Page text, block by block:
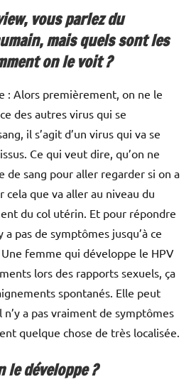
vous parlez du
mais quels sont les
on le voit ?
: Alors premièrement, on ne le
des autres virus qui se
il s’agit d’un virus qui va se
Ce qui veut dire, qu’on ne
de sang pour aller regarder si on a
cela que va aller au niveau du
du col utérin. Et pour répondre
pas de symptômes jusqu’à ce
Une femme qui développe le HPV
lors des rapports sexuels, ça
spontanés. Elle peut
a pas vraiment de symptômes
quelque chose de très localisée.
le développe ?